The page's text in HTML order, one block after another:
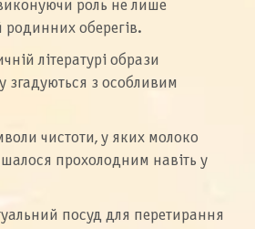
роль не лише
родинних оберегів.
літературі образи
згадуються з особливим
чистоти, у яких молоко
прохолодним навіть у
посуд для перетирання